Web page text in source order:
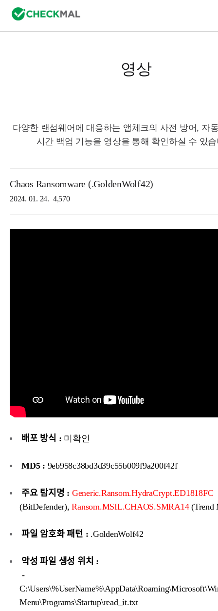
영상
다양한 랜섬웨어에 대응하는 앱체크의 사전 방어, 자
시간 백업 기능을 영상을 통해 확인하실 수 있
Chaos Ransomware (.GoldenWolf42)
2024. 01. 24. 4,570
배포 방식 : 미확인
MD5 : 9eb958c38bd3d39c55b009f9a200f42f
주요 탐지명 : Generic.Ransom.HydraCrypt.ED1818FC
(BitDefender),Ransom.MSIL.CHAOS.SMRA14 (Trend
파일 암호화 패턴 : .GoldenWolf42
악성 파일 생성 위치 :
-
Menu\Programs\Startup\read_it.txt